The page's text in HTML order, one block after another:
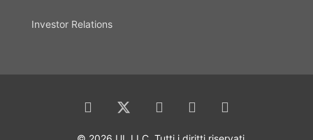
Investor Relations